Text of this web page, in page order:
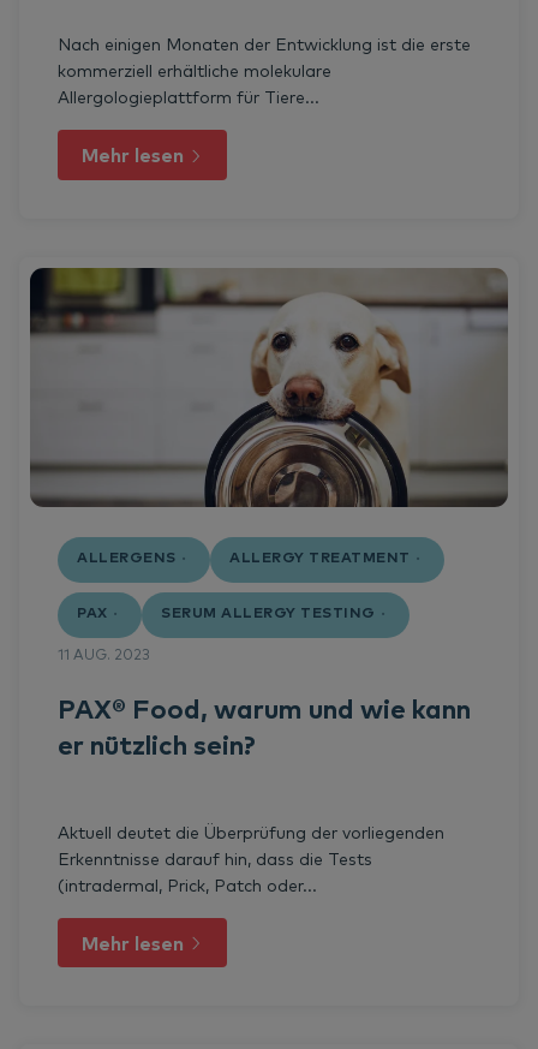
Nach einigen Monaten der Entwicklung ist die erste
kommerziell erhältliche molekulare
Allergologieplattform für Tiere...
Mehr lesen
ALLERGENS ALLERGY TREATMENT
PAX SERUM ALLERGY TESTING
11 AUG. 2023
PAX® Food, warum und wie kann
er nützlich sein?
Aktuell deutet die Überprüfung der vorliegenden
Erkenntnisse darauf hin, dass die Tests
(intradermal, Prick, Patch oder...
Mehr lesen